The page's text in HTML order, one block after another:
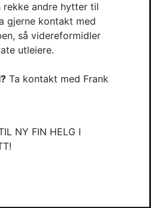
rekke andre hytter til
gjerne kontakt med
så videreformidler
utleiere.
Ta kontakt med Frank
NY FIN HELG I